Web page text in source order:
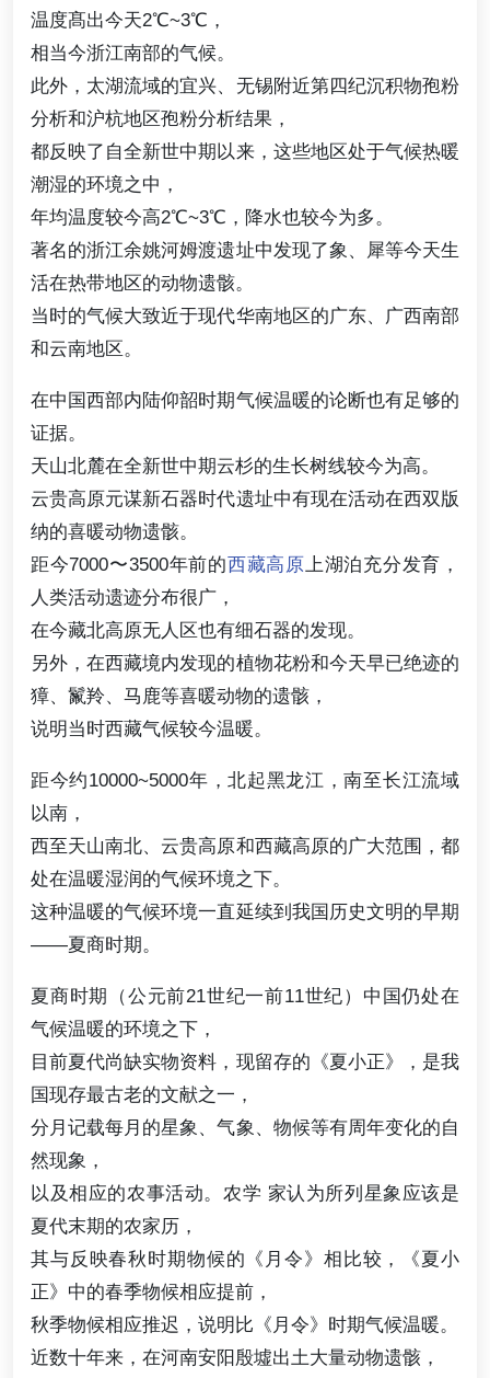
温度髙出今天2℃~3℃，
相当今浙江南部的气候。
此外，太湖流域的宜兴、无锡附近第四纪沉积物孢粉
分析和沪杭地区孢粉分析结果，
都反映了自全新世中期以来，这些地区处于气候热暖
潮湿的环境之中，
年均温度较今高2℃~3℃，降水也较今为多。
著名的浙江余姚河姆渡遗址中发现了象、犀等今天生
活在热带地区的动物遗骸。
当时的气候大致近于现代华南地区的广东、广西南部
和云南地区。
在中国西部内陆仰韶时期气候温暖的论断也有足够的
证据。
天山北麓在全新世中期云杉的生长树线较今为高。
云贵高原元谋新石器时代遗址中有现在活动在西双版
纳的喜暖动物遗骸。
距今7000〜3500年前的西藏高原 上湖泊充分发育，
人类活动遗迹分布很广，
在今藏北高原无人区也有细石器的发现。
另外，在西藏境内发现的植物花粉和今天早已绝迹的
獐、鬣羚、马鹿等喜暖动物的遗骸，
说明当时西藏气候较今温暖。
距今约10000~5000年，北起黑龙江，南至长江流域
以南，
西至天山南北、云贵高原和西藏高原的广大范围，都
处在温暖湿润的气候环境之下。
这种温暖的气候环境一直延续到我国历史文明的早期
——夏商时期。
夏商时期（公元前21世纪一前11世纪）中国仍处在
气候温暖的环境之下，
目前夏代尚缺实物资料，现留存的《夏小正》，是我
国现存最古老的文献之一，
分月记载每月的星象、气象、物候等有周年变化的自
然现象，
以及相应的农事活动。农学 家认为所列星象应该是
夏代末期的农家历，
其与反映春秋时期物候的《月令》相比较，《夏小
正》中的春季物候相应提前，
秋季物候相应推迟，说明比《月令》时期气候温暖。
近数十年来，在河南安阳殷墟出土大量动物遗骸，